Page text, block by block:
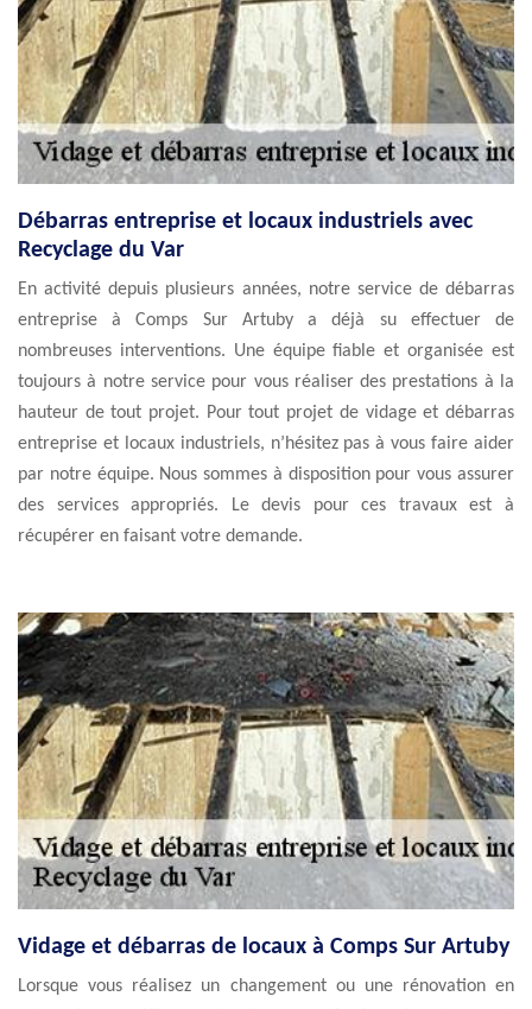
Débarras entreprise et locaux industriels avec
Recyclage du Var
En activité depuis plusieurs années, notre service de débarras
entreprise à Comps Sur Artuby a déjà su effectuer de
nombreuses interventions. Une équipe fiable et organisée est
toujours à notre service pour vous réaliser des prestations à la
hauteur de tout projet. Pour tout projet de vidage et débarras
entreprise et locaux industriels, n’hésitez pas à vous faire aider
par notre équipe. Nous sommes à disposition pour vous assurer
des services appropriés. Le devis pour ces travaux est à
récupérer en faisant votre demande.
Vidage et débarras de locaux à Comps Sur Artuby
Lorsque vous réalisez un changement ou une rénovation en